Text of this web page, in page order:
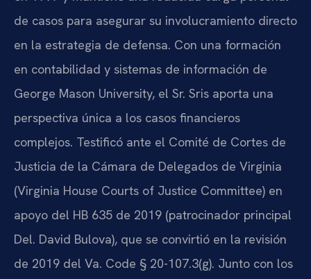
de casos para asegurar su involucramiento directo
en la estrategia de defensa. Con una formación
en contabilidad y sistemas de información de
George Mason University, el Sr. Sris aporta una
perspectiva única a los casos financieros
complejos. Testificó ante el Comité de Cortes de
Justicia de la Cámara de Delegados de Virginia
(Virginia House Courts of Justice Committee) en
apoyo del HB 635 de 2019 (patrocinador principal
Del. David Bulova), que se convirtió en la revisión
de 2019 del Va. Code § 20-107.3(g). Junto con los